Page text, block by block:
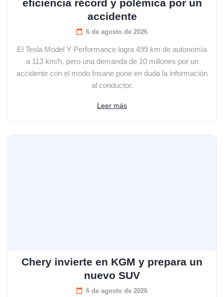
eficiencia récord y polémica por un
accidente
6 de agosto de 2026
El Tesla Model Y Performance logra 499 km de autonomía
a 113 km/h, pero una demanda de 10 millones por un
accidente con el modo Insane pone en duda la información
al conductor.
Leer más
Chery invierte en KGM y prepara un
nuevo SUV
6 de agosto de 2026